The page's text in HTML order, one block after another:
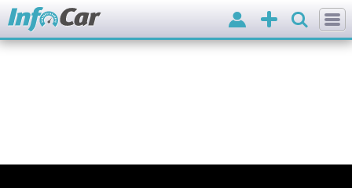
Додати
оголошення
Вхід